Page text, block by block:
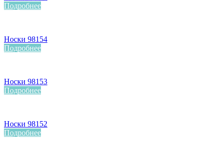
Подробнее
Носки 98154
Подробнее
Носки 98153
Подробнее
Носки 98152
Подробнее